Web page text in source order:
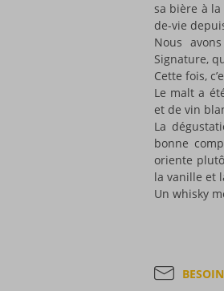
sa bière à
de-vie
Nous
Signature,
Cette fois,
Le malt a
et de vin
La
bonne
oriente
la vanille et
Un whisky